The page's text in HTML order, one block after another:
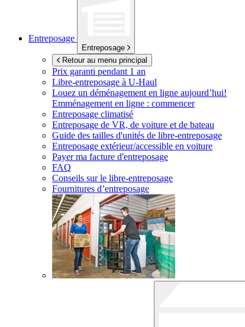
Entreposage
Entreposage
Retour au menu principal
Prix garanti pendant 1 an
Libre-entreposage à U-Haul
Louez un déménagement en ligne aujourd’hui!
Emménagement en ligne : commencer
Entreposage climatisé
Entreposage de VR, de voiture et de bateau
Guide des tailles d'unités de libre-entreposage
Entreposage extérieur/accessible en voiture
Payer ma facture d'entreposage
FAQ
Conseils sur le libre-entreposage
Fournitures d’entreposage